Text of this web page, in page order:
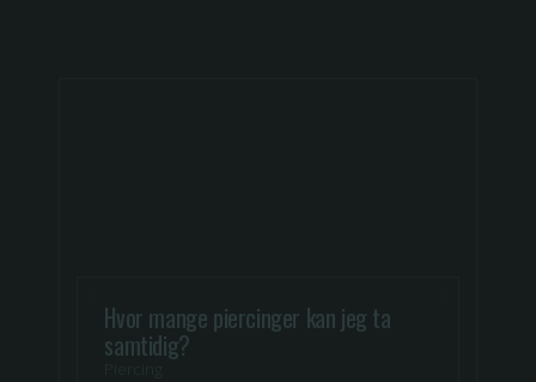
Hvor mange piercinger kan jeg ta
samtidig?